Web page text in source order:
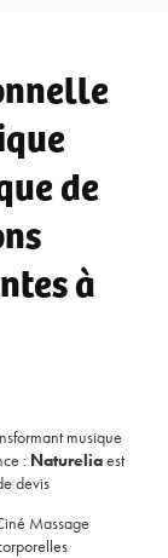
de
à
musique
: Natureliaest
devis
Massage